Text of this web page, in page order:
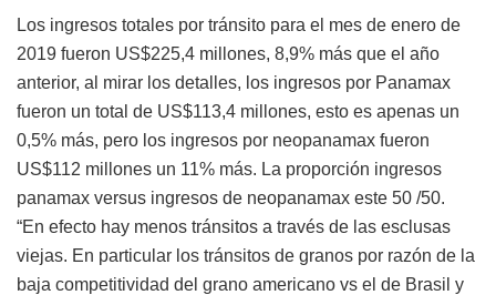
Los ingresos totales por tránsito para el mes de enero de
2019 fueron US$225,4 millones, 8,9% más que el año
anterior, al mirar los detalles, los ingresos por Panamax
fueron un total de US$113,4 millones, esto es apenas un
0,5% más, pero los ingresos por neopanamax fueron
US$112 millones un 11% más. La proporción ingresos
panamax versus ingresos de neopanamax este 50 /50.
“En efecto hay menos tránsitos a través de las esclusas
viejas. En particular los tránsitos de granos por razón de la
baja competitividad del grano americano vs el de Brasil y